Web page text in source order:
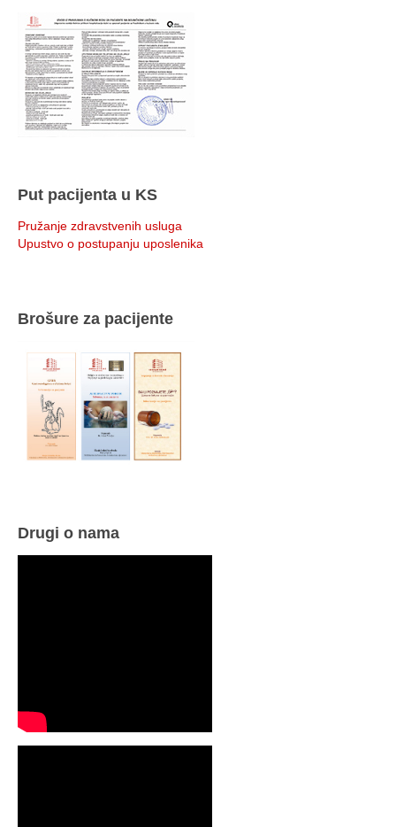
Put pacijenta u KS
Pružanje zdravstvenih usluga
Upustvo o postupanju uposlenika
Brošure za pacijente
Drugi o nama